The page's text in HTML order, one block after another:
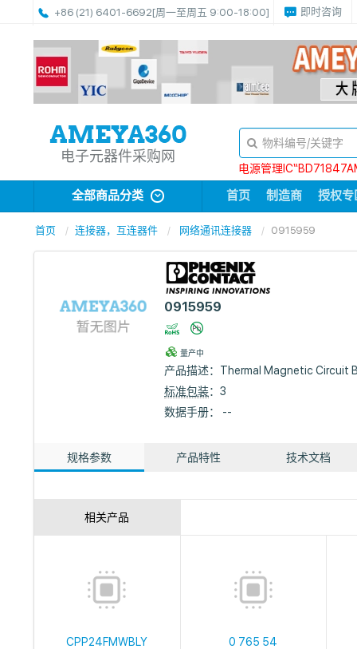
+86 (21) 6401-6692[周一至周五 9:00-18:00] 即时咨询
电子元器件采购网
电源管理
全部商品分类 首页 制造商 授权专
首页 连接器，互连器件 网络通讯连接器 0915959
0915959
量产中
产品描述： Thermal Magnetic Circuit
标准包装：3
数据手册： --
规格参数 产品特性 技术文档
相关产品
CPP24FMWBLY
0 765 54